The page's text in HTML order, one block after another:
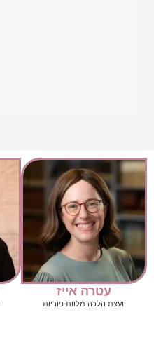
עטרה אייז
יועצת הלכה מלוות פוריות